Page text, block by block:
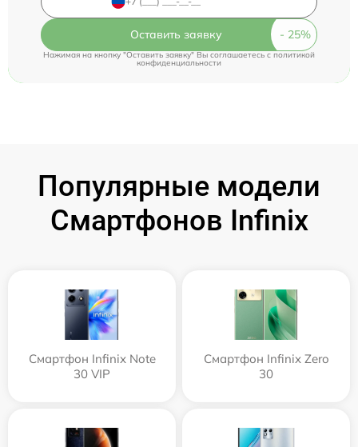
Оставить заявку
Нажимая на кнопку "Оставить заявку" Вы соглашаетесь cполитикой
конфиденциальности
Популярные модели
Смартфонов Infinix
Смартфон Infinix Note
30 VIP
Смартфон Infinix Zero
30